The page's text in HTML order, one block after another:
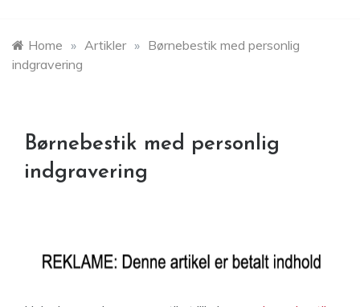
Home » Artikler » Børnebestik med personlig
indgravering
Børnebestik med personlig
indgravering